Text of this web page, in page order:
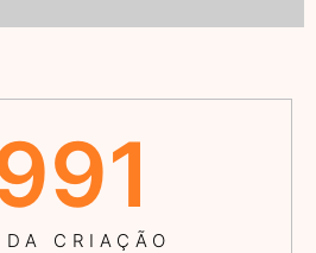
DA CRIAÇÃO